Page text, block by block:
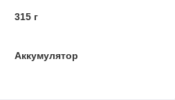
315 г
Аккумулятор